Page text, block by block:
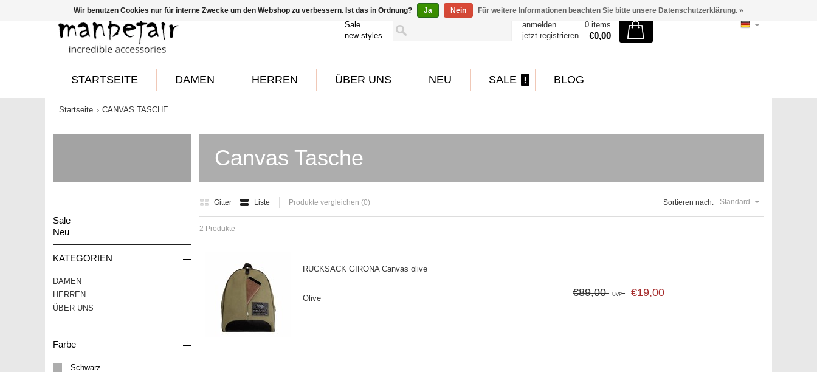
Sale
new styles
anmelden
jetzt registrieren
0 items
€0,00
STARTSEITE DAMEN HERREN ÜBER UNS NEU SALE BLOG
Startseite CANVAS TASCHE
Canvas Tasche
Gitter Liste Produkte vergleichen (0) Sortieren nach: Standard
2 Produkte
RUCKSACK GIRONA Canvas olive
Olive €89,00 UVP €19,00
Sale
Neu
KATEGORIEN –
DAMEN
HERREN
ÜBER UNS
Farbe –
Schwarz
Wir benutzen Cookies nur für interne Zwecke um den Webshop zu verbessern. Ist das in Ordnung? Ja Nein Für weitere Informationen beachten Sie bitte unsere Datenschutzerklärung. »